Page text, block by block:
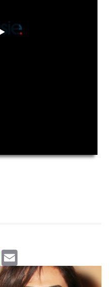
WhatsApp